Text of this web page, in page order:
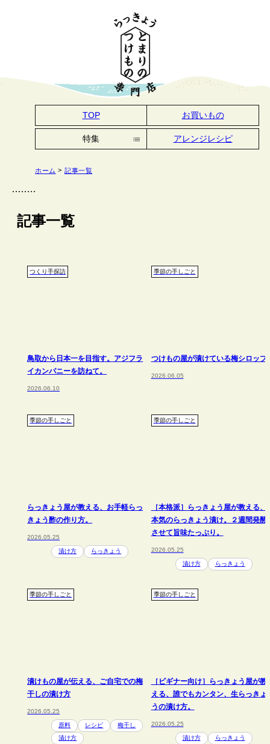
TOP お買いもの
特集
季節の手しごと
とまりについて
アレンジレシピ
ホーム 記事一覧
記事一覧
つくり手探訪
鳥取から日本一を目指す。アジフラ
イカンパニーを訪ねて。
2026.06.10
季節の手しごと
つけもの屋が漬けている梅シロップ
2026.06.05
季節の手しごと
らっきょう屋が教える、お手軽らっ
きょう酢の作り方。
2026.05.25
漬け方 らっきょう
季節の手しごと
［本格派］らっきょう屋が教える、
本気のらっきょう漬け。２週間発酵
させて旨味たっぷり。
2026.05.25
漬け方 らっきょう
季節の手しごと
漬けもの屋が伝える、ご自宅での梅
干しの漬け方
2026.05.25
原料 レシピ
梅干し
漬け方
季節の手しごと
［ビギナー向け］らっきょう屋が教
える、誰でもカンタン、生らっきょ
うの漬け方。
2026.05.25
漬け方 らっきょう